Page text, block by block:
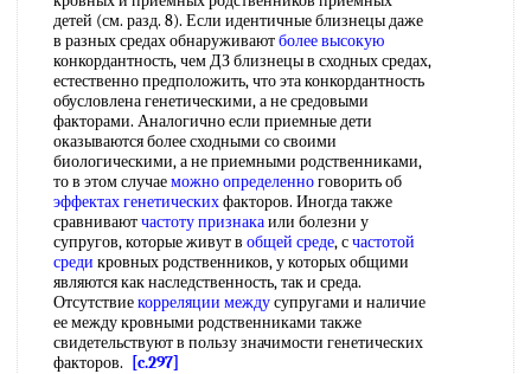
детей (см. разд. 8). Если идентичные близнецы даже
в разных средах обнаруживаютболее высокую
конкордантность, чем ДЗ близнецы в сходных средах,
естественно предположить, что эта конкордантность
обусловлена генетическими, а не средовыми
факторами. Аналогично если приемные дети
оказываются более сходными со своими
биологическими, а не приемными родственниками,
то в этом случаеможно определенноговорить об
эффектах генетическихфакторов. Иногда также
сравниваютчастоту признакаили болезни у
супругов, которые живут в общей среде, счастотой
среди кровных родственников, у которых общими
являются как наследственность, так и среда.
Отсутствиекорреляции междусупругами и наличие
ее между кровными родственниками также
свидетельствуют в пользу значимости генетических
факторов.
[c.297]